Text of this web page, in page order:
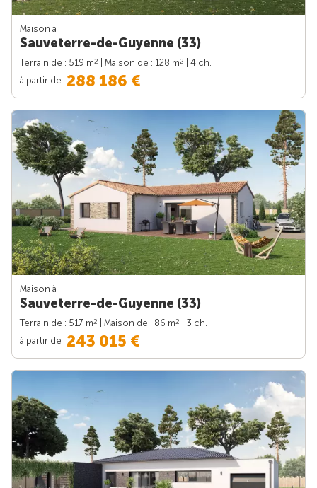
Maison à
Sauveterre-de-Guyenne (33)
Terrain de : 519 m2 | Maison de : 128 m2
| 4 ch.
à partir de 288 186 €
Maison à
Sauveterre-de-Guyenne (33)
Terrain de : 517 m2 | Maison de : 86 m2
| 3 ch.
à partir de 243 015 €